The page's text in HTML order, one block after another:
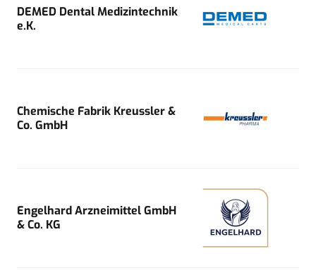
DEMED Dental Medizintechnik
e.K.
Chemische Fabrik Kreussler &
Co. GmbH
Engelhard Arzneimittel GmbH
& Co. KG